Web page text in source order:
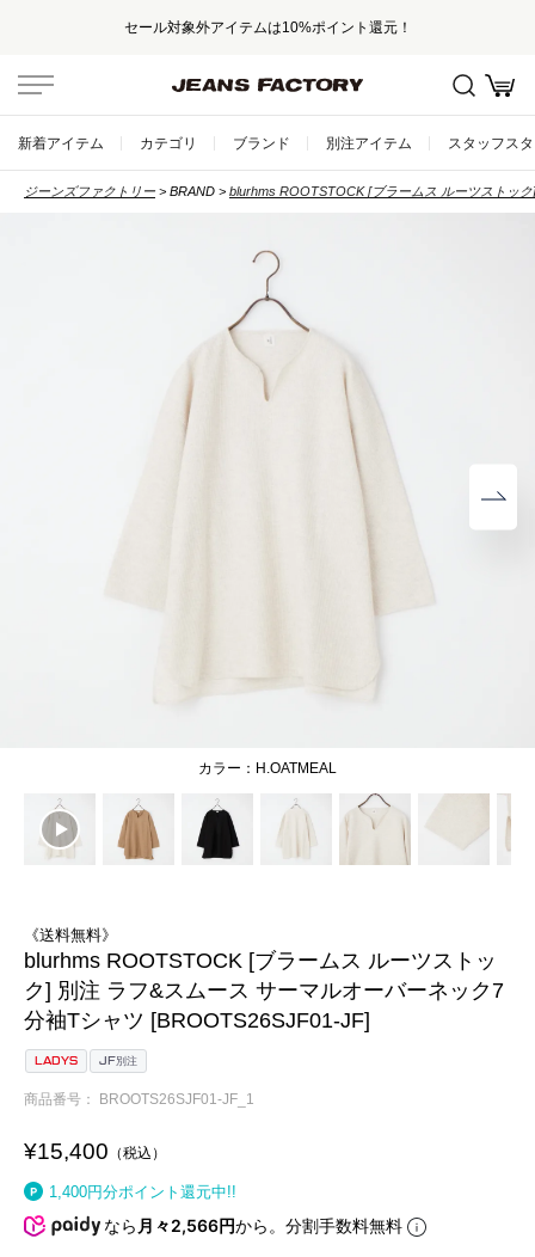
セール対象外アイテムは10%ポイント還元！
新着アイテム カテゴリ ブランド 別注アイテム スタッフス
ジーンズファクトリー BRAND blurhms ROOTSTOCK [ブラームス ルーツストック]
H.OATMEAL
《送料無料》
blurhms ROOTSTOCK [ブラームス ルーツストッ
ク] 別注 ラフ&スムース サーマルオーバーネック7
分袖Tシャツ [BROOTS26SJF01-JF]
LADYS JF別注
商品番号 BROOTS26SJF01-JF_1
¥15,400 税込
1,400円分ポイント還元中!!
なら 月々2,566円から。分割手数料無料